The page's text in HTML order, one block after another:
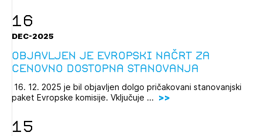
16
DEC-2025
Objavljen je evropski načrt za
cenovno dostopna stanovanja
16. 12. 2025 je bil objavljen dolgo pričakovani stanovanjski
paket Evropske komisije. Vključuje ...
15